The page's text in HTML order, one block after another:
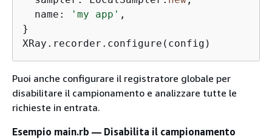
  name:
'my app' ,
}
XRay.recorder.configure(config)
Puoi anche configurare il registratore globale per
disabilitare il campionamento e analizzare tutte le
richieste in entrata.
Esempio main.rb — Disabilita il campionamento